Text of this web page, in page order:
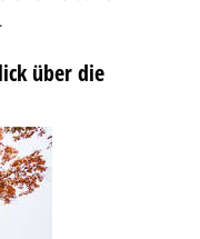
über die